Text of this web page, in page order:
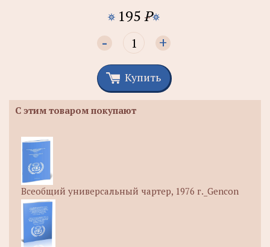
195 P
- +
Купить
С этим товаром покупают
Всеобщий универсальный чартер, 1976 г._Gencon